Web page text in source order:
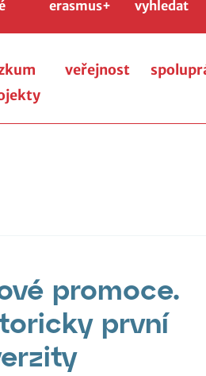
erasmus+ vyhledat
veřejnost
promoce.
první